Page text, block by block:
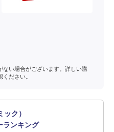
い場合がございます。詳しい購
ださい。
ック）
ランキング